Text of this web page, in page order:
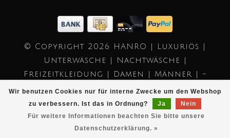
Wir benutzen Cookies nur für interne Zwecke um den Webshop
zu verbessern. Ist das in Ordnung?
Ja
Nein
Für weitere Informationen beachten Sie bitte unsere
Datenschutzerklärung. »
© Copyright 2026 HANRO | Luxuriös |
Unterwäsche | Nachtwäsche |
Freizeitkleidung | Damen | Männer | -
Powered by
Lightspeed
- Theme by
Dyvelopment